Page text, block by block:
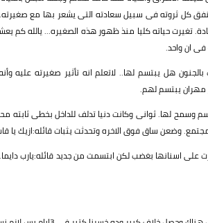
كل ثروته فى سبيل سعادته التى يشعر بها مع
تغيرت حياته كليا منذ ظهور هذه الصغيره... يالله كم
فى ان واحد.
هل يبتسم لها.. لاتعلم انه تأثير صغيرته عليه
مهران يبتسم لهم.
وسمح لها. ثوانى وكانت دنيا تدلف للداخل بخطى
وضعن ساق فوق الاخره وتحدثت يثبات قائله:ازيك يا
اسنانها بغضب لكن ابتسمت من جديد قائله:يارب